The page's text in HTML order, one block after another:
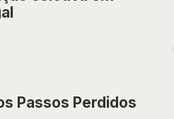
Passos Perdidos